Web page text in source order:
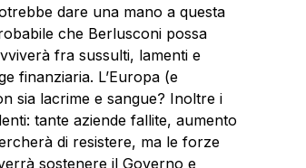
dare una mano a questa
che Berlusconi possa
fra sussulti, lamenti e
finanziaria. L’Europa (e
sia lacrime e sangue? Inoltre i
tante aziende fallite, aumento
di resistere, ma le forze
sostenere il Governo e